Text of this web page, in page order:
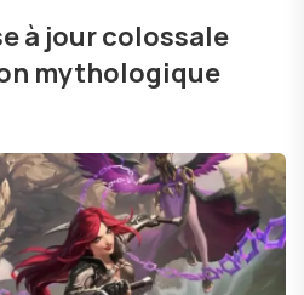
à jour colossale
mythologique